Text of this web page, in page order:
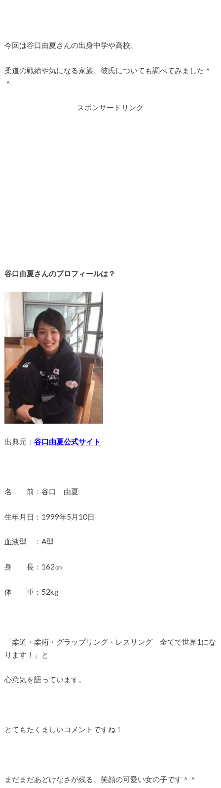
今回は谷口由夏さんの出身中学や高校、
柔道の戦績や気になる家族、彼氏についても調べてみました＾
＾
スポンサードリンク
谷口由夏さんのプロフィールは？
出典元： 谷口由夏公式サイト
名 前：谷口 由夏
生年月日：1999年5月10日
血液型 ：A型
身 長：162㎝
体 重：52kg
「柔道・柔術・グラップリング・レスリング 全てで世界1にな
ります！」と
心意気を語っています。
とてもたくましいコメントですね！
まだまだあどけなさが残る、笑顔の可愛い女の子です＾＾